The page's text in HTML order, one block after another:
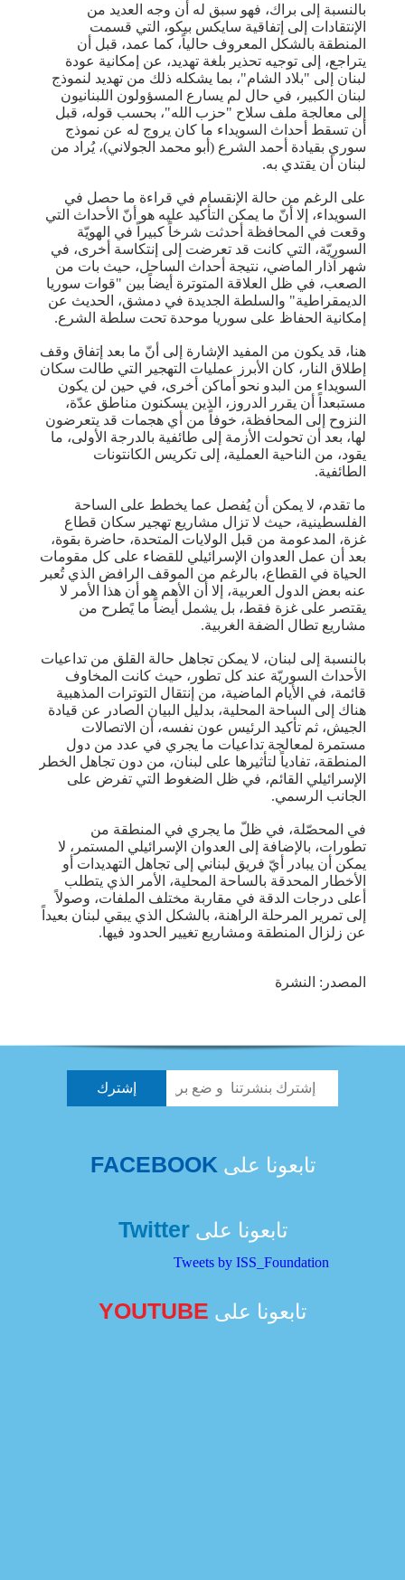
بالنسبة إلى براك، فهو سبق له أن وجه العديد من
الإنتقادات إلى إتفاقية ​سايكس بيكو​، التي قسمت
المنطقة بالشكل المعروف حالياً، كما عمد، قبل أن
يتراجع، إلى توجيه تحذير بلغة تهديد، عن إمكانية عودة
لبنان إلى "بلاد الشام"، بما يشكله ذلك من تهديد لنموذج
لبنان الكبير، في حال لم يسارع المسؤولون اللبنانيون
إلى معالجة ملف سلاح "​حزب الله​"، بحسب قوله، قبل
أن تسقط أحداث السويداء ما كان يروج له عن نموذج
سوري بقيادة أحمد الشرع (أبو محمد الجولاني)، يُراد من
لبنان أن يقتدي به.
على الرغم من حالة الإنقسام في قراءة ما حصل في
السويداء، إلا أنّ ما يمكن التأكيد عليه هو أنّ الأحداث التي
وقعت في المحافظة أحدثت شرخاً كبيراً في الهويّة
السوريّة، التي كانت قد تعرضت إلى إنتكاسة أخرى، في
شهر آذار الماضي، نتيجة أحداث الساحل، حيث بات من
الصعب، في ظل العلاقة المتوترة أيضاً بين "​قوات سوريا
الديمقراطية​" والسلطة الجديدة في دمشق، الحديث عن
إمكانية الحفاظ على سوريا موحدة تحت سلطة الشرع.
هنا، قد يكون من المفيد الإشارة إلى أنّ ما بعد إتفاق وقف
إطلاق النار، كان الأبرز عمليات التهجير التي طالت سكان
السويداء من البدو نحو أماكن أخرى، في حين لن يكون
مستبعداً أن يقرر الدروز، الذين يسكنون مناطق عدّة،
النزوح إلى المحافظة، خوفاً من أي هجمات قد يتعرضون
لها، بعد أن تحولت الأزمة إلى طائفية بالدرجة الأولى، ما
يقود، من الناحية العملية، إلى تكريس الكانتونات
الطائفية.
ما تقدم، لا يمكن أن يُفصل عما يخطط على الساحة
الفلسطينية، حيث لا تزال مشاريع تهجير سكان قطاع ​
غزة​، المدعومة من قبل الولايات المتحدة، حاضرة بقوة،
بعد أن عمل العدوان الإسرائيلي للقضاء على كل مقومات
الحياة في القطاع، بالرغم من الموقف الرافض الذي تُعبر
عنه بعض الدول العربية، إلا أن الأهم هو أن هذا الأمر لا
يقتصر على غزة فقط، بل يشمل أيضاً ما يًطرح من
مشاريع تطال الضفة الغربية.
بالنسبة إلى لبنان، لا يمكن تجاهل حالة القلق من تداعيات
الأحداث السوريّة عند كل تطور، حيث كانت المخاوف
قائمة، في الأيام الماضية، من إنتقال التوترات المذهبية
هناك إلى الساحة المحلية، بدليل البيان الصادر عن قيادة
الجيش، ثم تأكيد الرئيس عون نفسه، أن الاتصالات
مستمرة لمعالجة تداعيات ما يجري في عدد من دول
المنطقة، تفادياً لتأثيرها على لبنان، من دون تجاهل الخطر
الإسرائيلي القائم، في ظل الضغوط التي تفرض على
الجانب الرسمي.
في المحصّلة، في ظلّ ما يجري في المنطقة من
تطورات، بالإضافة إلى العدوان الإسرائيلي المستمر، لا
يمكن أن يبادر أيّ فريق لبناني إلى تجاهل التهديدات أو
الأخطار المحدقة بالساحة المحلية، الأمر الذي يتطلب
أعلى درجات الدقة في مقاربة مختلف الملفات، وصولاً
إلى تمرير المرحلة الراهنة، بالشكل الذي يبقي لبنان بعيداً
عن زلزال المنطقة ومشاريع تغيير الحدود فيها.
المصدر: النشرة
تابعونا على FACEBOOK
تابعونا علىTwitter
Tweets by ISS_Foundation
تابعونا على YOUTUBE